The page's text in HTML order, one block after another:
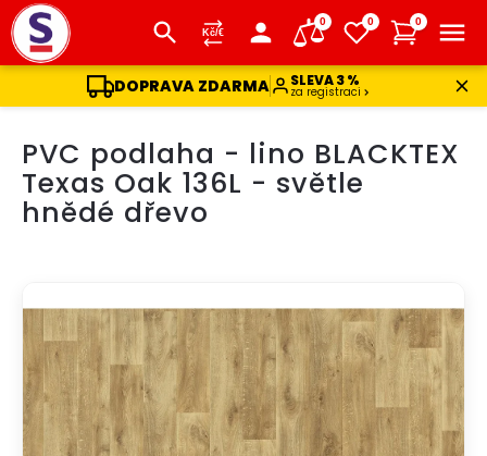
DOPRAVA ZDARMA SLEVA 3 %
za registraci
0 0 0
obsahPVC podlaha - lino BLACKTEX
Texas Oak 136L - světle
hnědé dřevo